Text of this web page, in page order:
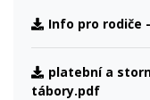
Info pro rodiče
platební a
tábory.pdf